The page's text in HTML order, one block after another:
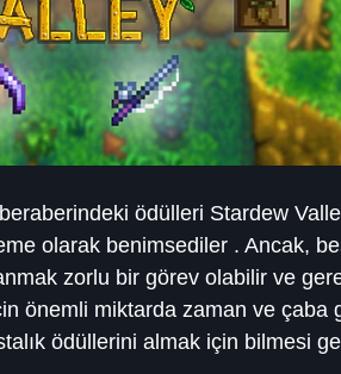
ödülleri Stardew
olarak benimsediler . Ancak,
zorlu bir görev olabilir ve
önemli miktarda zaman ve çaba
ödüllerini almak için bilmesi